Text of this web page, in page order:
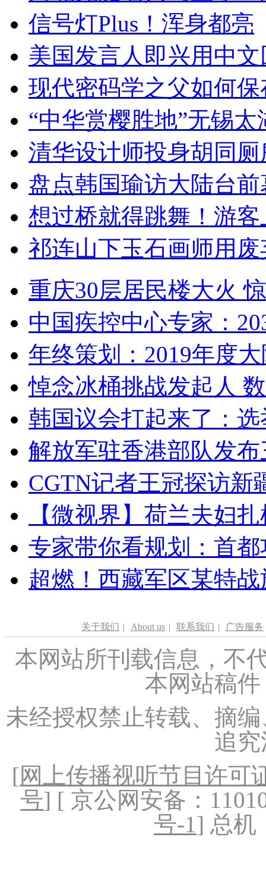
信号灯Plus！浑身都亮
美国发言人即兴用中
现代密码学之父如何
“中华赏樱胜地”无锡
清华设计师投身胡同
盘点韩国瑜访大陆台
想过桥就得跳舞！游客
祁连山下玉石画师用
重庆30层居民楼大火
中国疾控中心专家：
年终策划：2019年度
悼念冰桶挑战发起人
韩国议会打起来了：
解放军驻香港部队发
CGTN记者王冠探访新
【微视界】荷兰夫妇
专家带你看规划：首
超燃！西藏军区某特
关于我们 | About us | 联系我们 | 广告服务
本网站所刊载信息，不
本网站稿
未经授权禁止转载、摘
追
[网上传播视听节目许可
号] [ 京公网安备：
号-1] 总机